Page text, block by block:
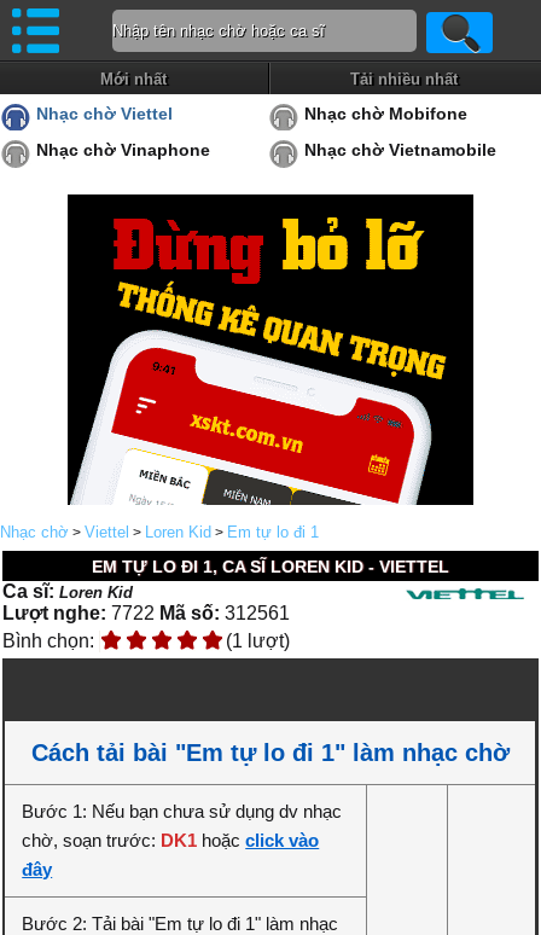
Mới nhất Tải nhiều nhất
Nhạc chờ Viettel
Nhạc chờ Mobifone
Nhạc chờ Vinaphone
Nhạc chờ Vietnamobile
Nhạc chờ > Viettel > Loren Kid > Em tự lo đi 1
EM TỰ LO ĐI 1, CA SĨ LOREN KID - VIETTEL
Ca sĩ:Loren Kid
Lượt nghe: 7722 Mã số: 312561
Bình chọn:
(1 lượt)
Cách tải bài "Em tự lo đi 1" làm nhạc chờ
Bước 1: Nếu bạn chưa sử dụng dv nhạc
chờ, soạn trước: DK1 hoặcclick vào
đây
Bước 2: Tải bài "Em tự lo đi 1" làm nhạc